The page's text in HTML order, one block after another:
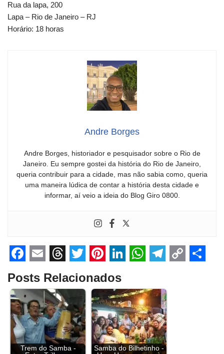
Rua da lapa, 200
Lapa – Rio de Janeiro – RJ
Horário: 18 horas
Andre Borges
Andre Borges, historiador e pesquisador sobre o Rio de
Janeiro. Eu sempre gostei da história do Rio de Janeiro,
queria contribuir para a cidade, mas não sabia como, queria
uma maneira lúdica de contar a história desta cidade e
informar, aí veio a ideia do Blog Giro 0800.
F
a
c
e
b
o
E
m
a
i
l
T
h
r
e
a
d
T
w
i
t
t
e
i
n
t
e
r
i
n
k
e
d
h
a
t
s
A
e
l
e
g
r
Posts Relacionados
Trem do Samba -
Samba do Bilhetinho -